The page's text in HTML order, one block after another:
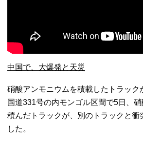
中国で、大爆発と天災
硝酸アンモニウムを積載したトラック
国道331号の内モンゴル区間で5日、
積んだトラックが、別のトラックと衝
した。